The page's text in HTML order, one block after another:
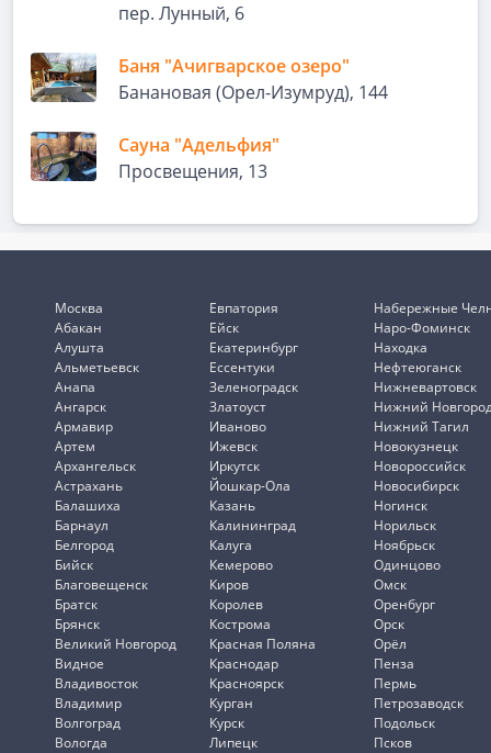
пер. Лунный, 6
Баня "Ачигварское озеро"
Банановая (Орел-Изумруд), 144
Сауна "Адельфия"
Просвещения, 13
Москва
Абакан
Алушта
Альметьевск
Анапа
Ангарск
Армавир
Артем
Архангельск
Астрахань
Балашиха
Барнаул
Белгород
Бийск
Благовещенск
Братск
Брянск
Великий Новгород
Видное
Владивосток
Владимир
Волгоград
Вологда
Евпатория
Ейск
Екатеринбург
Ессентуки
Зеленоградск
Златоуст
Иваново
Ижевск
Иркутск
Йошкар-Ола
Казань
Калининград
Калуга
Кемерово
Киров
Королев
Кострома
Красная Поляна
Краснодар
Красноярск
Курган
Курск
Липецк
Набережные
Наро-Фоминск
Находка
Нефтеюганск
Нижневартовск
Нижний
Нижний Тагил
Новокузнецк
Новороссийск
Новосибирск
Ногинск
Норильск
Ноябрьск
Одинцово
Омск
Оренбург
Орск
Орёл
Пенза
Пермь
Петрозаводск
Подольск
Псков